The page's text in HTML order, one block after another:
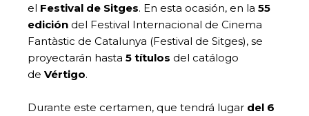
el Festival de Sitges. En esta ocasión, en la 55
edición del Festival Internacional de Cinema
Fantàstic de Catalunya (Festival de Sitges), se
proyectarán hasta 5 títulos del catálogo
de Vértigo.
Durante este certamen, que tendrá lugar del 6